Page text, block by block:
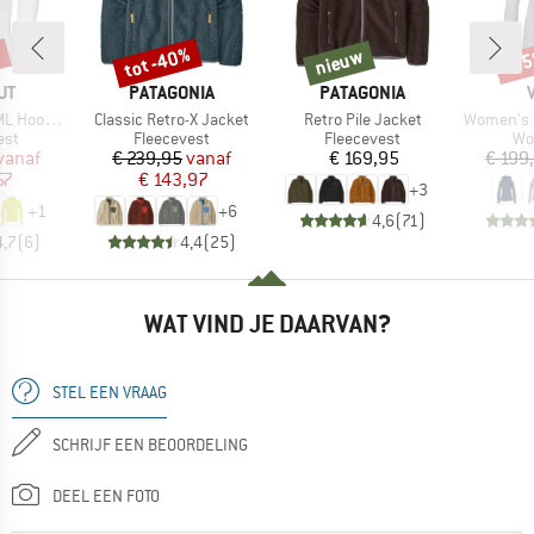
Jacket
prijs
+1
(6)
MERK
PATAGONIA
Artikel
Classic Retro-X Jacket
Productgroep
Fleecevest
Prijs
€ 239,95Verlaagde prijs
vanaf
€ 143,97
+6
4,4(25)
Korting
tot -40%
MERK
PATAGONIA
Artikel
Retro Pile Jacket
Productgroep
Fleecevest
Prijs
€ 169,95
+3
4,6(71)
nieuw
nieuw
Artikel
Women's
€
-
WAT VIND JE DAARVAN?
STEL EEN VRAAG
SCHRIJF EEN BEOORDELING
DEEL EEN FOTO